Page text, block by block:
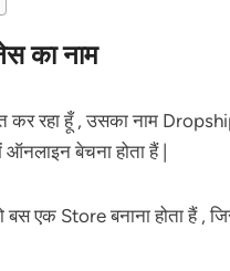
का नाम
कर रहा हूँ , उसका नाम
बेचना होता हैं |
एक Store बनाना होता हैं ,